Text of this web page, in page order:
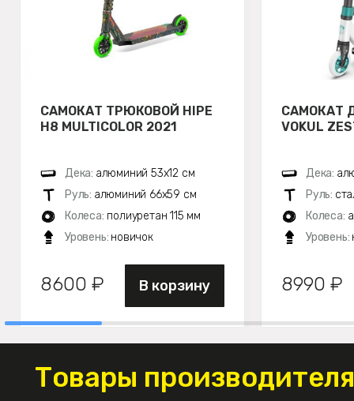
САМОКАТ ТРЮКОВОЙ HIPE
H8 MULTICOLOR 2021
Дека: алюминий 53х12 см
Руль: алюминий 66х59 см
Колеса: полиуретан 115 мм
Уровень: новичок
8600 ₽ В корзину
САМОКАТ
VOKUL
Дека:
Руль:
Колеса:
Уровень:
8990 ₽
Товары